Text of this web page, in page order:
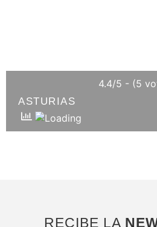
4.4/5 - (5
ASTURIAS
RECIBE LA